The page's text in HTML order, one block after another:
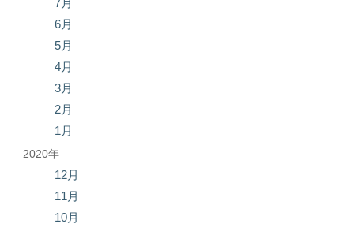
7月
6月
5月
4月
3月
2月
1月
2020年
12月
11月
10月